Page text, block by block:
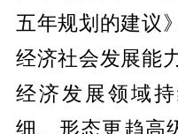
五年规划的建议
经济社会发展能
经济发展领域
细、形态更趋高